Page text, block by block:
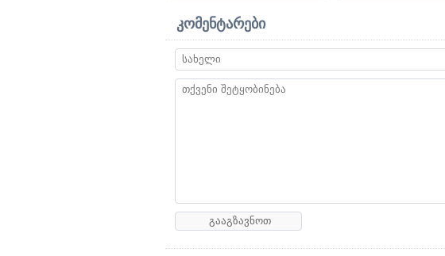
კომენტარები